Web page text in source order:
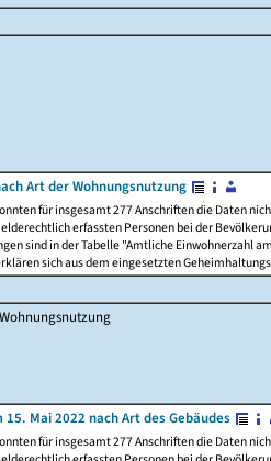
Art der Wohnungsnutzung
für insgesamt 277 Anschriften die Daten
erfassten Personen bei der
sind in der Tabelle "Amtliche Einwohnerzahl
sich aus dem eingesetzten
Mai 2022 nach Art des Gebäudes
für insgesamt 277 Anschriften die Daten